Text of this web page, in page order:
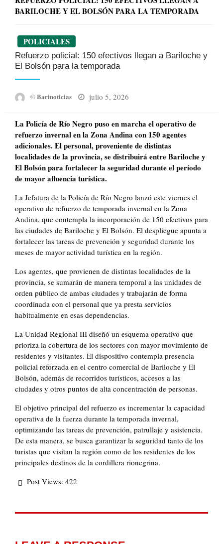
BARILOCHE Y EL BOLSÓN PARA LA TEMPORADA
POLICIALES
Refuerzo policial: 150 efectivos llegan a Bariloche y
El Bolsón para la temporada
© Barinoticias
Posted
julio 5, 2026
La Policía de Río Negro puso en marcha el operativo de
refuerzo invernal en la Zona Andina con 150 agentes
adicionales. El personal, proveniente de distintas
localidades de la provincia, se distribuirá entre Bariloche y
El Bolsón para fortalecer la seguridad durante el período
de mayor afluencia turística.
La Jefatura de la Policía de Río Negro lanzó este viernes el
operativo de refuerzo de temporada invernal en la Zona
Andina, que contempla la incorporación de 150 efectivos para
las ciudades de Bariloche y El Bolsón. El despliegue apunta a
fortalecer las tareas de prevención y seguridad durante los
meses de mayor actividad turística en la región.
Los agentes, que provienen de distintas localidades de la
provincia, se sumarán de manera temporal a las unidades de
orden público de ambas ciudades y trabajarán de forma
coordinada con el personal que ya presta servicios
habitualmente en esas dependencias.
La Unidad Regional III diseñó un esquema operativo que
prioriza la cobertura de los sectores con mayor movimiento de
residentes y visitantes. El dispositivo contempla presencia
policial reforzada en el centro comercial de Bariloche y El
Bolsón, además de recorridos turísticos, accesos a las
ciudades y otros puntos de alta concentración de personas.
El objetivo principal del refuerzo es incrementar la capacidad
operativa de la fuerza durante la temporada invernal,
optimizando las tareas de prevención, patrullaje y asistencia.
De esta manera, se busca garantizar la seguridad tanto de los
turistas que visitan la región como de los residentes de los
principales destinos de la cordillera rionegrina.
Post Views: 422